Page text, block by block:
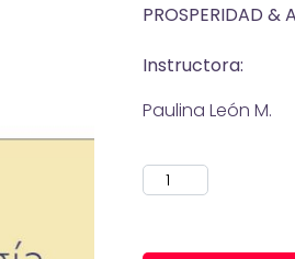
PROSPERIDAD &
Instructora:
Paulina León M.